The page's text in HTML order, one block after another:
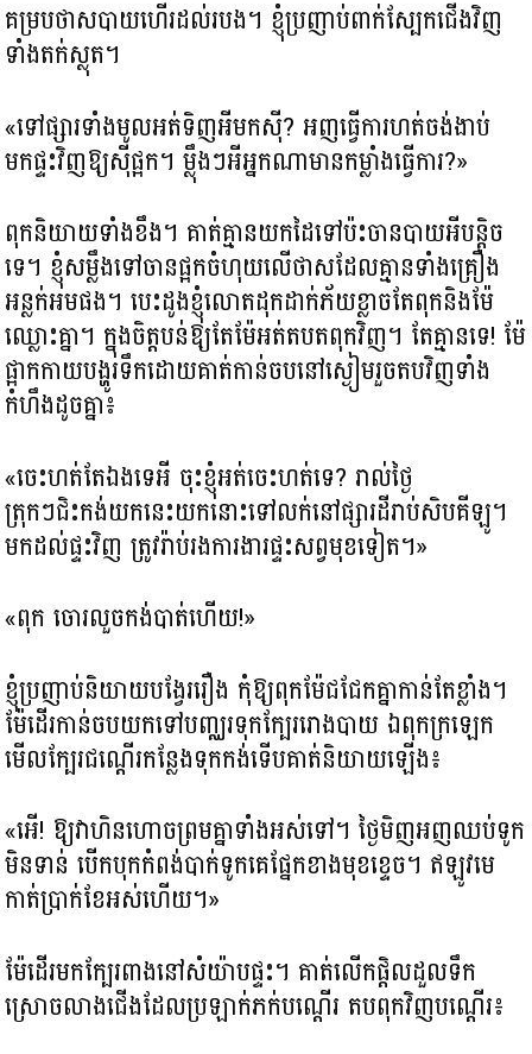
គម្របថាសបាយហើរដល់របង។ ខ្ញុំប្រញាប់ពាក់ស្បែកជើងវិញ
ទាំងតក់ស្លុត។
«ទៅផ្សារទាំងមូលអត់ទិញអីមកស៊ី? អញធ្វើការហត់ចង់ងាប់
មកផ្ទះវិញឱ្យស៊ីផ្អក។ ម្ល៉ឹងៗអីអ្នកណាមានកម្លាំងធ្វើការ?»
ពុកនិយាយទាំងខឹង។ គាត់គ្មានយកដៃទៅប៉ះចានបាយអីបន្តិច
ទេ។ ខ្ញុំសម្លឹងទៅចានផ្អកចំហុយលើថាសដែលគ្មានទាំងគ្រឿង
អន្លក់អមផង។ បេះដូងខ្ញុំលោតដុកដាក់ភ័យខ្លាចតែពុកនិងម៉ែ
ឈ្លោះគ្នា។ ក្នុងចិត្តបន់ឱ្យតែម៉ែអត់តបតពុកវិញ​។ តែគ្មានទេ! ម៉ែ
ផ្អាកកាយបង្ហូរទឹកដោយគាត់កាន់ចបនៅស្ងៀមរួចតបវិញទាំង
កំហឹងដូចគ្នា៖
«ចេះហត់តែឯងទេអី ចុះខ្ញុំអត់ចេះហត់ទេ? រាល់ថ្ងៃ
ត្រុកៗជិះកង់យកនេះយកនោះទៅលក់នៅផ្សារដីរាប់សិបគីឡូ។
មកដល់ផ្ទះវិញ​ ត្រូវរ៉ាប់រងការងារផ្ទះសព្វមុខទៀត។»
«ពុក ចោរលួចកង់បាត់ហើយ!»
ខ្ញុំប្រញាប់និយាយបង្វែររឿង កុំឱ្យពុកម៉ែជជែកគ្នាកាន់តែខ្លាំង។​
ម៉ែដើរកាន់ចបយកទៅបញ្ឈរទុកក្បែររោងបាយ ឯពុកក្រឡេក
មើលក្បែរជណ្តើរកន្លែងទុកកង់ទើបគាត់និយាយឡើង៖
«អើ! ឱ្យវាហិនហោចព្រមគ្នាទាំងអស់ទៅ។ ថ្ងៃមិញអញឈប់ទូក
មិនទាន់ បើកបុកកំពង់បាក់ទូកគេផ្នែកខាងមុខខ្ទេច។ ឥឡូវមេ
កាត់ប្រាក់ខែអស់ហើយ។»
ម៉ែដើរមកក្បែរពាងនៅសំយ៉ាបផ្ទះ។ គាត់លើកផ្តិលដួលទឹក
ស្រោចលាងជើងដែលប្រឡាក់ភក់បណ្តើរ តបពុកវិញបណ្តើរ៖